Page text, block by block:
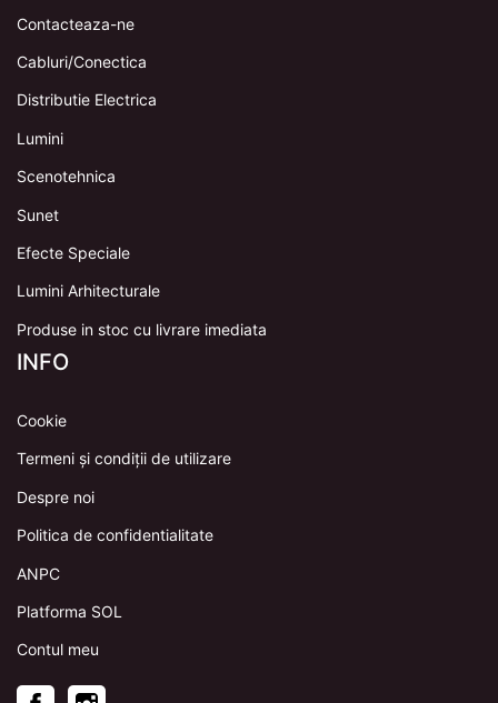
Contacteaza-ne
Cabluri/Conectica
Distributie Electrica
Lumini
Scenotehnica
Sunet
Efecte Speciale
Lumini Arhitecturale
Produse in stoc cu livrare imediata
INFO
Cookie
Termeni și condiții de utilizare
Despre noi
Politica de confidentialitate
ANPC
Platforma SOL
Contul meu
Facebook